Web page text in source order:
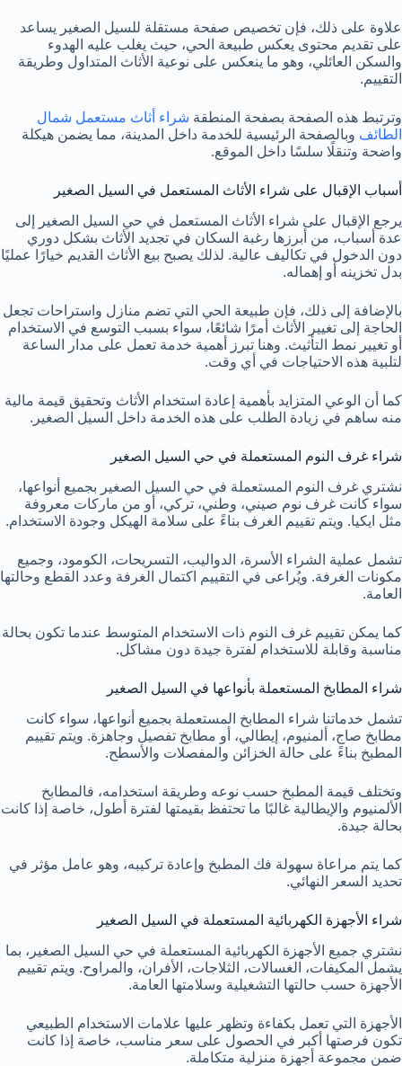
علاوة على ذلك، فإن تخصيص صفحة مستقلة للسيل الصغير يساعد
على تقديم محتوى يعكس طبيعة الحي، حيث يغلب عليه الهدوء
والسكن العائلي، وهو ما ينعكس على نوعية الأثاث المتداول وطريقة
التقييم.
وترتبط هذه الصفحة بصفحة المنطقة شراء أثاث مستعمل شمال
الطائف وبالصفحة الرئيسية للخدمة داخل المدينة، مما يضمن هيكلة
واضحة وتنقلًا سلسًا داخل الموقع.
أسباب الإقبال على شراء الأثاث المستعمل في السيل الصغير
يرجع الإقبال على شراء الأثاث المستعمل في حي السيل الصغير إلى
عدة أسباب، من أبرزها رغبة السكان في تجديد الأثاث بشكل دوري
دون الدخول في تكاليف عالية. لذلك يصبح بيع الأثاث القديم خيارًا عمليًا
بدل تخزينه أو إهماله.
بالإضافة إلى ذلك، فإن طبيعة الحي التي تضم منازل واستراحات تجعل
الحاجة إلى تغيير الأثاث أمرًا شائعًا، سواء بسبب التوسع في الاستخدام
أو تغيير نمط التأثيث. وهنا تبرز أهمية خدمة تعمل على مدار الساعة
لتلبية هذه الاحتياجات في أي وقت.
كما أن الوعي المتزايد بأهمية إعادة استخدام الأثاث وتحقيق قيمة مالية
منه ساهم في زيادة الطلب على هذه الخدمة داخل السيل الصغير.
شراء غرف النوم المستعملة في حي السيل الصغير
نشتري غرف النوم المستعملة في حي السيل الصغير بجميع أنواعها،
سواء كانت غرف نوم صيني، وطني، تركي، أو من ماركات معروفة
مثل ايكيا. ويتم تقييم الغرف بناءً على سلامة الهيكل وجودة الاستخدام.
تشمل عملية الشراء الأسرة، الدواليب، التسريحات، الكومود، وجميع
مكونات الغرفة. ويُراعى في التقييم اكتمال الغرفة وعدد القطع وحالتها
العامة.
كما يمكن تقييم غرف النوم ذات الاستخدام المتوسط عندما تكون بحالة
مناسبة وقابلة للاستخدام لفترة جيدة دون مشاكل.
شراء المطابخ المستعملة بأنواعها في السيل الصغير
تشمل خدماتنا شراء المطابخ المستعملة بجميع أنواعها، سواء كانت
مطابخ صاج، ألمنيوم، إيطالي، أو مطابخ تفصيل وجاهزة. ويتم تقييم
المطبخ بناءً على حالة الخزائن والمفصلات والأسطح.
وتختلف قيمة المطبخ حسب نوعه وطريقة استخدامه، فالمطابخ
الألمنيوم والإيطالية غالبًا ما تحتفظ بقيمتها لفترة أطول، خاصة إذا كانت
بحالة جيدة.
كما يتم مراعاة سهولة فك المطبخ وإعادة تركيبه، وهو عامل مؤثر في
تحديد السعر النهائي.
شراء الأجهزة الكهربائية المستعملة في السيل الصغير
نشتري جميع الأجهزة الكهربائية المستعملة في حي السيل الصغير، بما
يشمل المكيفات، الغسالات، الثلاجات، الأفران، والمراوح. ويتم تقييم
الأجهزة حسب حالتها التشغيلية وسلامتها العامة.
الأجهزة التي تعمل بكفاءة وتظهر عليها علامات الاستخدام الطبيعي
تكون فرصتها أكبر في الحصول على سعر مناسب، خاصة إذا كانت
ضمن مجموعة أجهزة منزلية متكاملة.